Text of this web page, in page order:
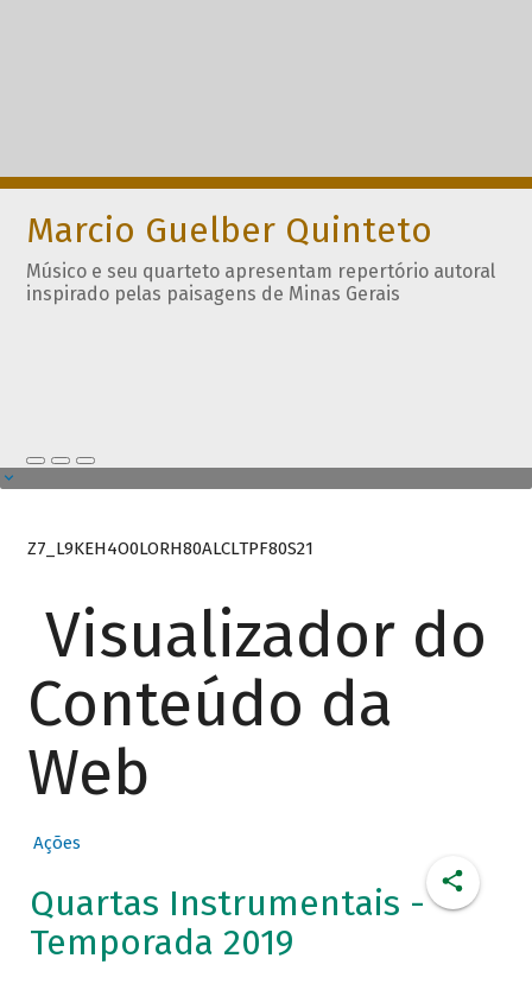
Marcio Guelber Quinteto
Músico e seu quarteto apresentam repertório autoral
inspirado pelas paisagens de Minas Gerais
Z7_L9KEH4O0LORH80ALCLTPF80S21
Visualizador do
Conteúdo da
Web
Ações
Quartas Instrumentais -
Temporada 2019